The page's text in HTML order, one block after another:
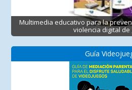
Multimedia educativo para la
violencia digital de
Guía